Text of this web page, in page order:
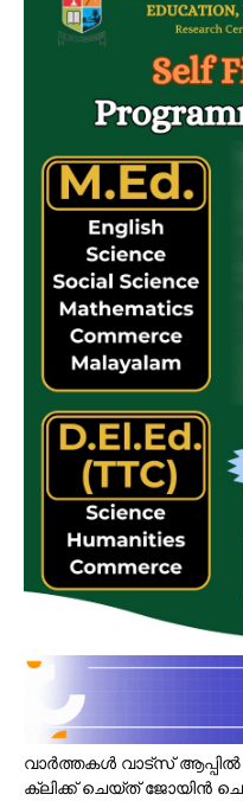
വാർത്തകൾ വാട്സ് ആപ്പിൽ
ക്ലിക്ക് ചെയ്ത് ജോയിൻ